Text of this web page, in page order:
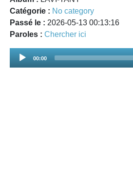
Catégorie : No category
Passé le : 2026-05-13 00:13:16
Paroles : Chercher ici
Audio
00:00